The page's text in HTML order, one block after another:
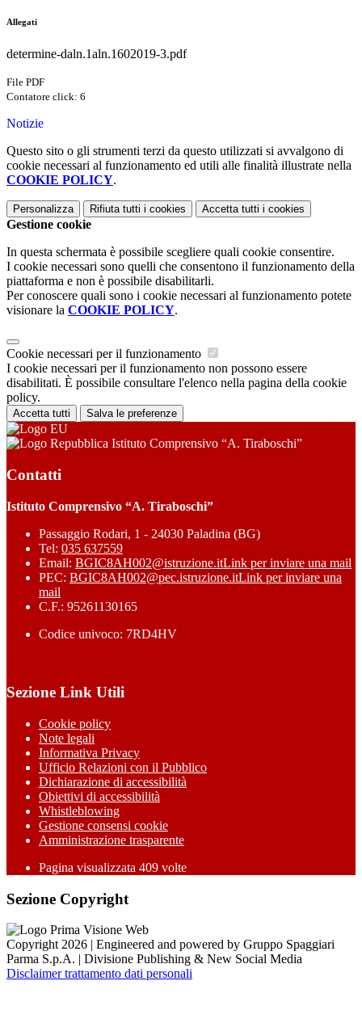
Allegati
determine-daln.1aln.1602019-3.pdf
File PDF
Contatore click: 6
Notizie
Questo sito o gli strumenti terzi da questo utilizzati si avvalgono di
cookie necessari al funzionamento ed utili alle finalità illustrate nella
COOKIE POLICY.
Personalizza Rifiuta tutti i cookies Accetta tutti i cookies
Gestione cookie
In questa schermata è possibile scegliere quali cookie consentire.
I cookie necessari sono quelli che consentono il funzionamento della
piattaforma e non è possibile disabilitarli.
Per conoscere quali sono i cookie necessari al funzionamento potete
visionare la COOKIE POLICY.
Cookie necessari per il funzionamento
I cookie necessari per il funzionamento non possono essere
disabilitati. È possibile consultare l'elenco nella pagina della cookie
policy.
Accetta tutti Salva le preferenze
Istituto Comprensivo “A. Tiraboschi”
Contatti
Istituto Comprensivo “A. Tiraboschi”
Passaggio Rodari, 1 - 24030 Paladina (BG)
Tel: 035 637559
Email: BGIC8AH002@istruzione.itLink per inviare una mail
PEC: BGIC8AH002@pec.istruzione.itLink per inviare una
mail
C.F.: 95261130165
Codice univoco: 7RD4HV
Sezione Link Utili
Cookie policy
Note legali
Informativa Privacy
Ufficio Relazioni con il Pubblico
Dichiarazione di accessibilità
Obiettivi di accessibilità
Whistleblowing
Gestione consensi cookie
Amministrazione trasparente
Pagina visualizzata 409 volte
Sezione Copyright
Copyright 2026 | Engineered and powered by Gruppo Spaggiari
Parma S.p.A. | Divisione Publishing & New Social Media
Disclaimer trattamento dati personali